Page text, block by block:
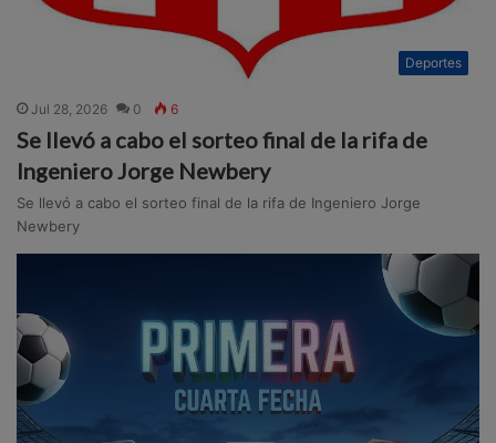
Deportes
Jul 28, 2026 0 6
Se llevó a cabo el sorteo final de la rifa de
Ingeniero Jorge Newbery
Se llevó a cabo el sorteo final de la rifa de Ingeniero Jorge
Newbery